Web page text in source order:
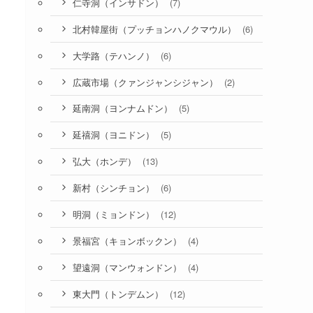
仁寺洞（インサドン）
北村韓屋街（プッチョンハノクマウル） (6)
大学路（テハンノ） (6)
広蔵市場（クァンジャンシジャン） (2)
延南洞（ヨンナムドン） (5)
延禧洞（ヨニドン） (5)
弘大（ホンデ） (13)
新村（シンチョン） (6)
明洞（ミョンドン） (12)
景福宮（キョンボックン） (4)
望遠洞（マンウォンドン） (4)
東大門（トンデムン） (12)